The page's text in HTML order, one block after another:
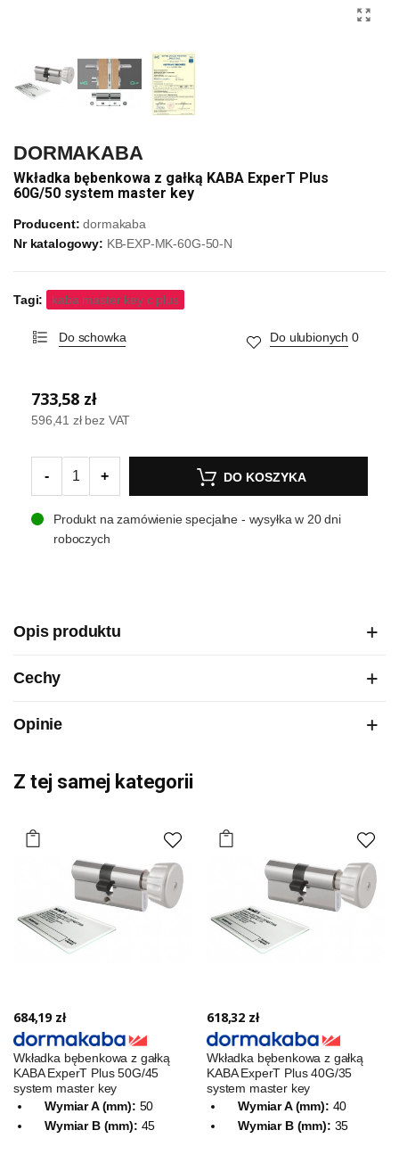
DORMAKABA
Wkładka bębenkowa z gałką KABA ExperT Plus
60G/50 system master key
Producent: dormakaba
Nr katalogowy: KB-EXP-MK-60G-50-N
Tagi: kaba master key c plus
Do schowka Do ulubionych 0
733,58 zł
596,41 zł bez VAT
- + DO KOSZYKA
Produkt na zamówienie specjalne - wysyłka w 20 dni
roboczych
Opis produktu
Cechy
Opinie
Z tej samej kategorii
684,19 zł
Wkładka bębenkowa z gałką
KABA ExperT Plus 50G/45
system master key
Wymiar A (mm): 50
Wymiar B (mm): 45
618,32 zł
Wkładka bębenkowa z gałką
KABA ExperT Plus 40G/35
system master key
Wymiar A (mm): 40
Wymiar B (mm): 35